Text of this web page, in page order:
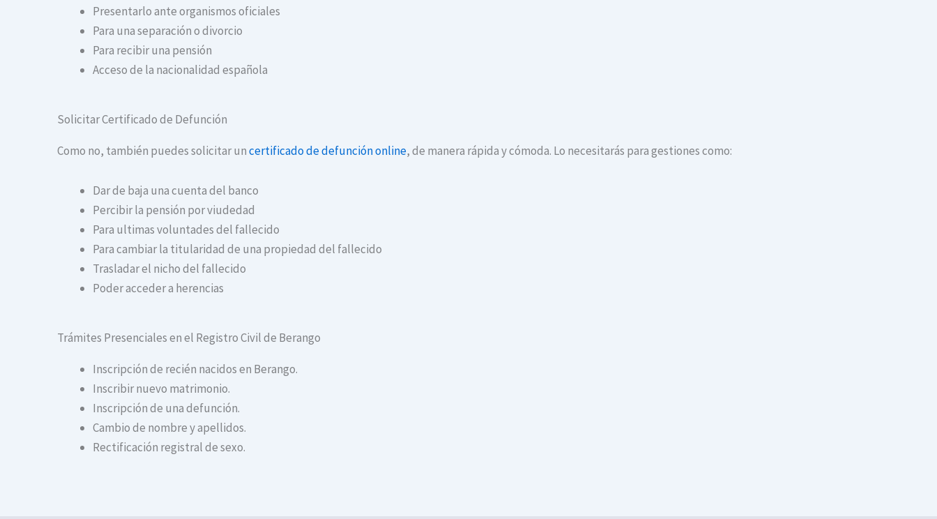
Presentarlo ante organismos oficiales
Para una separación o divorcio
Para recibir una pensión
Acceso de la nacionalidad española
Solicitar Certificado de Defunción
Como no, también puedes solicitar uncertificado de defunción online, de manera rápida y cómoda. Lo necesitarás para gestiones como:
Dar de baja una cuenta del banco
Percibir la pensión por viudedad
Para ultimas voluntades del fallecido
Para cambiar la titularidad de una propiedad del fallecido
Trasladar el nicho del fallecido
Poder acceder a herencias
Trámites Presenciales en el Registro Civil de Berango
Inscripción de recién nacidos en Berango.
Inscribir nuevo matrimonio.
Inscripción de una defunción.
Cambio de nombre y apellidos.
Rectificación registral de sexo.